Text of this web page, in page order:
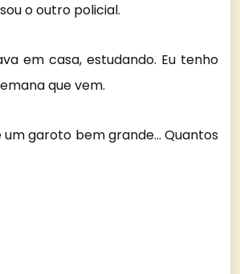
o outro policial.
casa, estudando. Eu tenho
que vem.
garoto bem grande… Quantos